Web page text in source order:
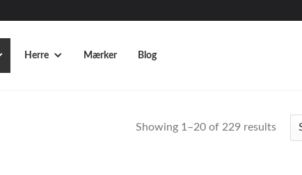
Herre Mærker Blog
Showing 1–20 of 229 results